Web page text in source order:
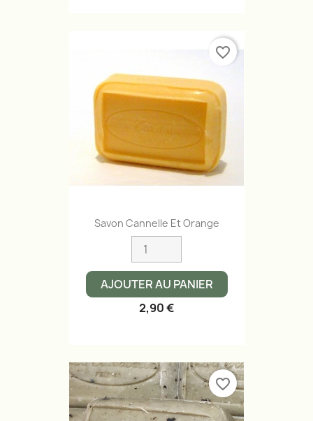
Savon Cannelle Et Orange
AJOUTER AU PANIER
2,90 €
favorite_border
favorite_border